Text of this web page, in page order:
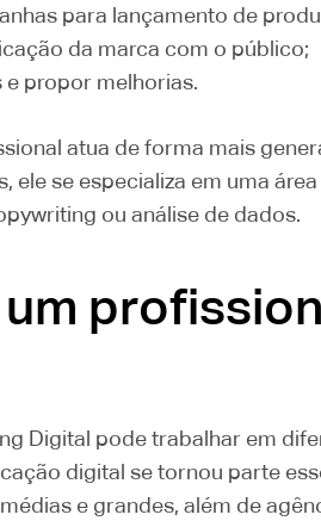
para lançamento de
da marca com o público;
propor melhorias.
atua de forma mais
ele se especializa em uma
ou análise de dados.
Digital pode trabalhar em
digital se tornou parte
e grandes, além de